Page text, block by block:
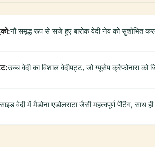
नौ समृद्ध रूप से सजे हुए बारोक वेदी नेव को सुशोभित
उच्च वेदी का विशाल वेदीपट्ट, जो ग्यूसेप क्रैफोनारा को
साइड वेदी में मैडोना एडोलराटा जैसी महत्वपूर्ण पेंटिंग, साथ ही